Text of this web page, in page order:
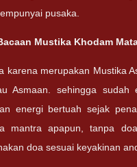
pusaka.
Mustika Khodam
karena merupakan Mustika
Asmaan. sehingga sudah
energi bertuah sejak
mantra apapun, tanpa
doa sesuai keyakinan